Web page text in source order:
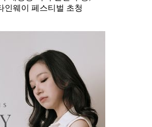
인웨이 페스티벌 초청